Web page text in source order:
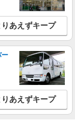
りあえずキープ
ー
りあえずキープ